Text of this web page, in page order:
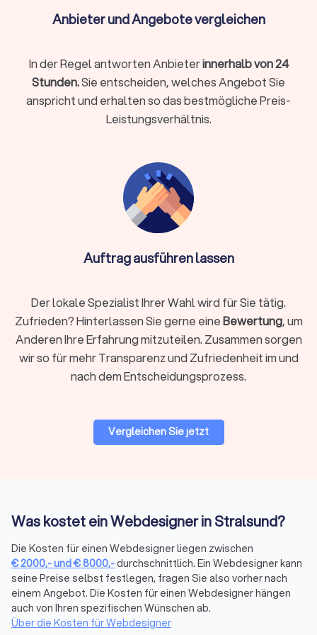
(z. B. Shopify/Shopware)
DSGVO-Basics (Cookie-Hinweis, Impressum/Datenschutz,
ohne Rechtsberatung)
Übergabe, Schulung, Wartung/Updates
Webshop mit Zahlarten/Versandregeln, Produktvarianten,
Integrationen (CRM, Newsletter, Buchung,
Mehrsprachigkeit, Barrierearmut, Core Web Vitals
Über die Filter auf Trustlocal können Sie gezielt nach den
passenden Leistungen suchen: neue Website, Webshop oder
App, Relaunch bestehender Seiten, Marketing und SEO,
Logoentwicklung und Corporate Branding oder Design für
Printmedien. So finden Sie schnell den Anbieter, der zu Ihrem
CMS & Shop-Systeme: Welches System
Optionen:
WordPress vs. Webflow für Websites
WordPressist das weltweit am häufigsten genutzte CMS. Es
bietet maximale Flexibilität durch tausende Plugins, ist
kostengünstig im Hosting (ab 5-15 € monatlich) und eignet
sich für nahezu alle Projektgrößen. Die große Community
Anbieter und Angebote vergleichen
In der Regel antworten Anbieterinnerhalb von 24
Stunden.Sie entscheiden, welches Angebot Sie
anspricht und erhalten so das bestmögliche Preis-
Leistungsverhältnis.
Auftrag ausführen lassen
Der lokale Spezialist Ihrer Wahl wird für Sie tätig.
Zufrieden? Hinterlassen Sie gerne eineBewertung, um
Anderen Ihre Erfahrung mitzuteilen. Zusammen sorgen
wir so für mehr Transparenz und Zufriedenheit im und
nach dem Entscheidungsprozess.
Vergleichen Sie jetzt
Was kostet ein Webdesigner in Stralsund?
Die Kosten für einen Webdesigner liegen zwischen
€2000,-und€8000,-durchschnittlich. Ein Webdesigner kann
seine Preise selbst festlegen, fragen Sie also vorher nach
einem Angebot. Die Kosten für einen Webdesigner hängen
auch von Ihren spezifischen Wünschen ab.
Über die Kosten für Webdesigner